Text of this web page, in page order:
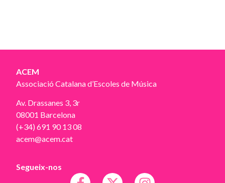
ACEM
Associació Catalana d’Escoles de Música
Av. Drassanes 3, 3r
08001 Barcelona
(+34) 691 90 13 08
acem@acem.cat
Segueix-nos